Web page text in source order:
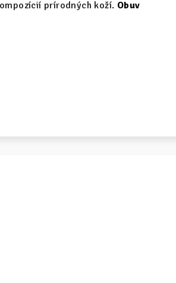
prírodných koží. Obuv